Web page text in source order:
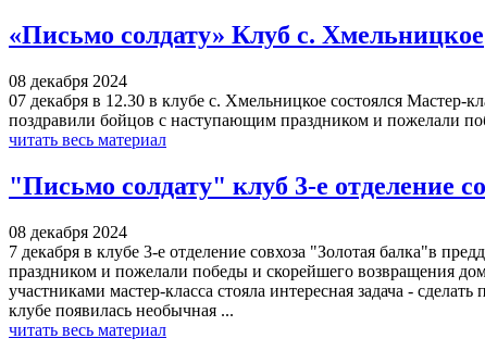
«Письмо солдату» Клуб с. Хмельницкое
08 декабря 2024
07 декабря в 12.30 в клубе с. Хмельницкое состоялся
поздравили бойцов с наступающим праздником и пожелали
читать весь материал
"Письмо солдату" клуб 3-е отделение
08 декабря 2024
7 декабря в клубе 3-е отделение совхоза "Золотая балка"в
праздником и пожелали победы и скорейшего возвращения
участниками мастер-класса стояла интересная задача -
клубе появилась необычная ...
читать весь материал